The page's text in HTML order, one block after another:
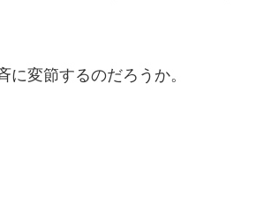
変節するのだろうか。